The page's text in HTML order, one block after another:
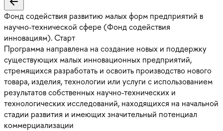
Фонд содействия развитию малых форм предприятий в
научно-технической сфере (Фонд содействия
инновациям). Старт
Программа направлена на создание новых и поддержку
существующих малых инновационных предприятий,
стремящихся разработать и освоить производство нового
товара, изделия, технологии или услуги с использованием
результатов собственных научно-технических и
технологических исследований, находящихся на начальной
стадии развития и имеющих значительный потенциал
коммерциализации